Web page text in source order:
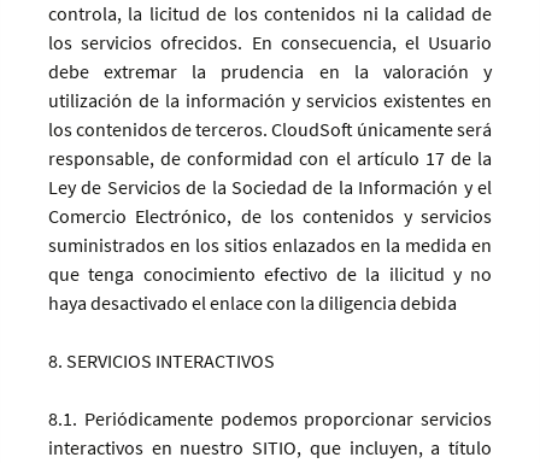
controla, la licitud de los contenidos ni la calidad de
los servicios ofrecidos. En consecuencia, el Usuario
debe extremar la prudencia en la valoración y
utilización de la información y servicios existentes en
los contenidos de terceros. CloudSoft únicamente será
responsable, de conformidad con el artículo 17 de la
Ley de Servicios de la Sociedad de la Información y el
Comercio Electrónico, de los contenidos y servicios
suministrados en los sitios enlazados en la medida en
que tenga conocimiento efectivo de la ilicitud y no
haya desactivado el enlace con la diligencia debida
8. SERVICIOS INTERACTIVOS
8.1. Periódicamente podemos proporcionar servicios
interactivos en nuestro SITIO, que incluyen, a título